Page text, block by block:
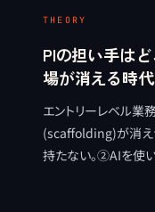
THEORY
PIの担い手は
場が消える時
エントリーレベル業
(scaffolding)が消え
持たない。②AIを使